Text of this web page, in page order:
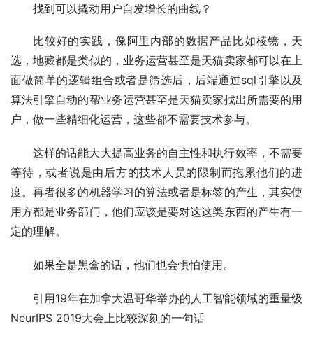
找到可以撬动用户自发增长的曲线？
比较好的实践，像阿里内部的数据产品比如棱镜，天
选，地藏都是类似的，业务运营甚至是天猫卖家都可以在上
面做简单的逻辑组合或者是筛选后，后端通过sql引擎以及
算法引擎自动的帮业务运营甚至是天猫卖家找出所需要的用
户，做一些精细化运营，这些都不需要技术参与。
这样的话能大大提高业务的自主性和执行效率，不需要
等待，或者说是由后方的技术人员的限制而拖累他们的进
度。再者很多的机器学习的算法或者是标签的产生，其实使
用方都是业务部门，他们应该是要对这这类东西的产生有一
定的理解。
如果全是黑盒的话，他们也会惧怕使用。
引用19年在加拿大温哥华举办的人工智能领域的重量级
NeurIPS 2019大会上比较深刻的一句话